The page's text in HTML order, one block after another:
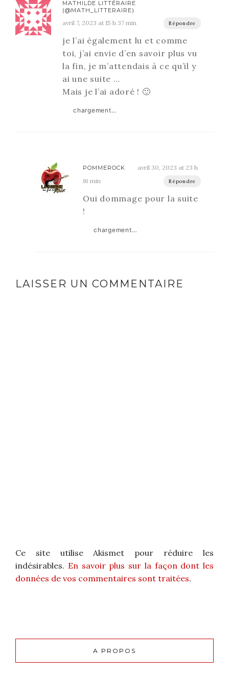
MATHILDE LITTÉRAIRE
(@MATH_LITTERAIRE)
avril 7, 2023 at 15 h 37 min Répondre
je l’ai également lu et comme
toi, j’ai envie d’en savoir plus vu
la fin, je m’attendais à ce qu’il y
ai une suite …
Mais je l’ai adoré ! 🙂
chargement…
POMMEROCK
avril 30, 2023 at 23 h
16 min
Répondre
Oui dommage pour la suite
!
chargement…
LAISSER UN COMMENTAIRE
Ce site utilise Akismet pour réduire les
indésirables. En savoir plus sur la façon dont les
données de vos commentaires sont traitées.
A PROPOS